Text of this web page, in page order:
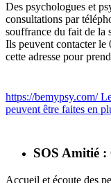
Des psychologues et
consultations par
souffrance du fait de la
Ils peuvent contacter le
cette adresse pour
https://bemypsy.com/
peuvent être faites en
SOS Amitié :
Accueil et écoute des